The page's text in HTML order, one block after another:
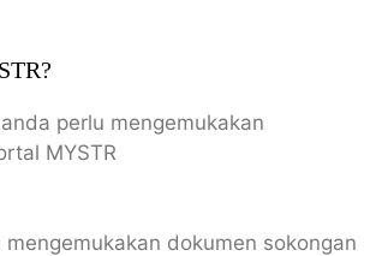
perlu mengemukakan
MYSTR
dokumen sokongan